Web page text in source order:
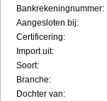
Bankrekeningnummer:
Aangesloten bij:
Certificering:
Import uit:
Soort:
Branche:
Dochter van: